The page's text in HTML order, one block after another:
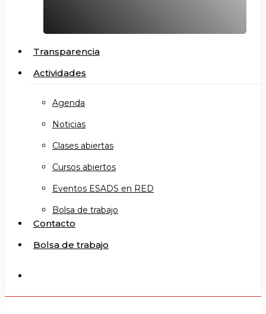
Transparencia
Actividades
Agenda
Noticias
Clases abiertas
Cursos abiertos
Eventos ESADS en RED
Bolsa de trabajo
Contacto
Bolsa de trabajo